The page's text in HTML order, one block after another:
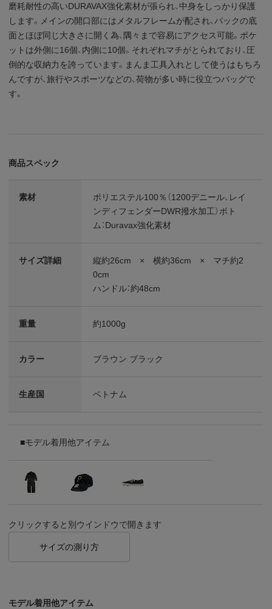
磨耗耐性の高いDURAVAX強化素材が張られ、中身をしっかり保護
します。メインの開口部にはメタルフレームが配され、バックの底
面とほぼ同じ大きさに開く為、隅々まで容易にアクセス可能。ポケ
ットは外側に16個、内側に10個。それぞれマチがとられており、圧
倒的な収納力を誇っています。まんま工具入れとして使うはもちろ
んですが、旅行やスポーツなどの、荷物が多い時に役立つバッグで
す。
商品スペック
素材
ポリエステル100％（1200デニール、レイ
ンディフェンダーDWR撥水加工）ボト
ム：Duravax強化素材
サイズ詳細
縦約26cm × 横約36cm × マチ約2
0cm
ハンドル：約48cm
重量 約1000g
カラー ブラウン ブラック
生産国 ベトナム
■モデル着用他アイテム
クリックすると別ウインドウで開きます
サイズの測り方
モデル着用他アイテム